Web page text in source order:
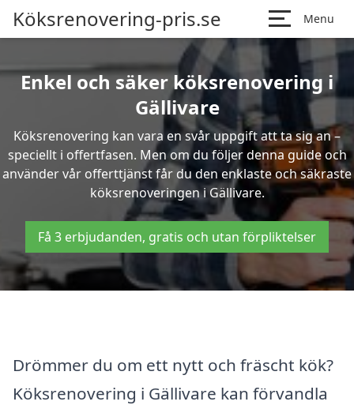
Köksrenovering-pris.se Menu
Enkel och säker köksrenovering i
Gällivare
Köksrenovering kan vara en svår uppgift att ta sig an –
speciellt i offertfasen. Men om du följer denna guide och
använder vår offerttjänst får du den enklaste och säkraste
köksrenoveringen i Gällivare.
Få 3 erbjudanden, gratis och utan förpliktelser
Drömmer du om ett nytt och fräscht kök?
Köksrenovering i Gällivare kan förvandla